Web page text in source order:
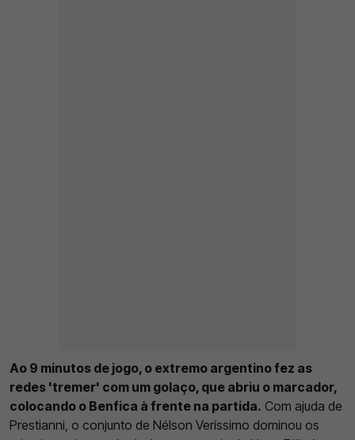
Ao 9 minutos de jogo, o extremo argentino fez as
redes 'tremer' com um golaço, que abriu o marcador,
colocando o Benfica à frente na partida. Com ajuda de
Prestianni, o conjunto de Nélson Veríssimo dominou os